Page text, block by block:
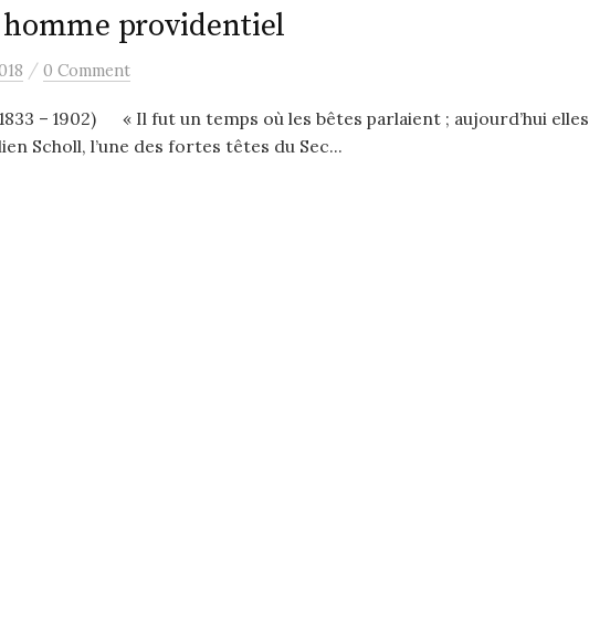
homme providentiel
/ 0 Comment
– 1902) « Il fut un temps où les bêtes parlaient ; aujourd’hui elles
Scholl, l’une des fortes têtes du Sec...